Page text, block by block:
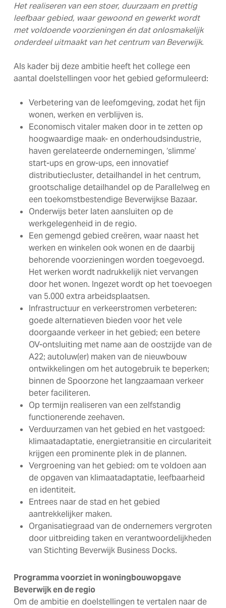
Het realiseren van een stoer, duurzaam en prettig
leefbaar gebied, waar gewoond en gewerkt wordt
met voldoende voorzieningen én dat onlosmakelijk
onderdeel uitmaakt van het centrum van Beverwijk.
Als kader bij deze ambitie heeft het college een
aantal doelstellingen voor het gebied geformuleerd:
Verbetering van de leefomgeving, zodat het fijn
wonen, werken en verblijven is.
Economisch vitaler maken door in te zetten op
hoogwaardige maak- en onderhoudsindustrie,
haven gerelateerde ondernemingen, ‘slimme’
start-ups en grow-ups, een innovatief
distributiecluster, detailhandel in het centrum,
grootschalige detailhandel op de Parallelweg en
een toekomstbestendige Beverwijkse Bazaar.
Onderwijs beter laten aansluiten op de
werkgelegenheid in de regio.
Een gemengd gebied creëren, waar naast het
werken en winkelen ook wonen en de daarbij
behorende voorzieningen worden toegevoegd.
Het werken wordt nadrukkelijk niet vervangen
door het wonen. Ingezet wordt op het toevoegen
van 5.000 extra arbeidsplaatsen.
Infrastructuur en verkeerstromen verbeteren:
goede alternatieven bieden voor het vele
doorgaande verkeer in het gebied; een betere
OV-ontsluiting met name aan de oostzijde van de
A22; autoluw(er) maken van de nieuwbouw
ontwikkelingen om het autogebruik te beperken;
binnen de Spoorzone het langzaamaan verkeer
beter faciliteren.
Op termijn realiseren van een zelfstandig
functionerende zeehaven.
Verduurzamen van het gebied en het vastgoed:
klimaatadaptatie, energietransitie en circulariteit
krijgen een prominente plek in de plannen.
Vergroening van het gebied: om te voldoen aan
de opgaven van klimaatadaptatie, leefbaarheid
en identiteit.
Entrees naar de stad en het gebied
aantrekkelijker maken.
Organisatiegraad van de ondernemers vergroten
door uitbreiding taken en verantwoordelijkheden
van Stichting Beverwijk Business Docks.
Programma voorziet in woningbouwopgave
Beverwijk en de regio
Om de ambitie en doelstellingen te vertalen naar de